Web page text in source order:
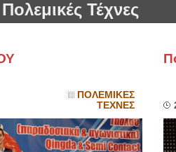
Πολεμικές Τέχνες
ΠΟΛΕΜΙΚΕΣ
ΤΕΧΝΕΣ